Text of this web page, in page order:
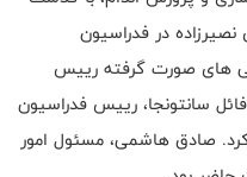
نصیرزاده در فدراسیون
های صورت گرفته رییس
سانتونجا، رییس فدراسیون
صادق هاشمی، مسئول امور